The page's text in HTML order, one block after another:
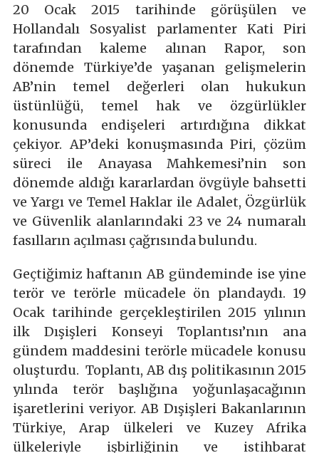
20 Ocak 2015 tarihinde görüşülen ve
Hollandalı Sosyalist parlamenter Kati Piri
tarafından kaleme alınan Rapor, son
dönemde Türkiye’de yaşanan gelişmelerin
AB’nin temel değerleri olan hukukun
üstünlüğü, temel hak ve özgürlükler
konusunda endişeleri artırdığına dikkat
çekiyor. AP’deki konuşmasında Piri, çözüm
süreci ile Anayasa Mahkemesi’nin son
dönemde aldığı kararlardan övgüyle bahsetti
ve Yargı ve Temel Haklar ile Adalet, Özgürlük
ve Güvenlik alanlarındaki 23 ve 24 numaralı
fasılların açılması çağrısında bulundu.
Geçtiğimiz haftanın AB gündeminde ise yine
terör ve terörle mücadele ön plandaydı. 19
Ocak tarihinde gerçekleştirilen 2015 yılının
ilk Dışişleri Konseyi Toplantısı’nın ana
gündem maddesini terörle mücadele konusu
oluşturdu. Toplantı, AB dış politikasının 2015
yılında terör başlığına yoğunlaşacağının
işaretlerini veriyor. AB Dışişleri Bakanlarının
Türkiye, Arap ülkeleri ve Kuzey Afrika
ülkeleriyle işbirliğinin ve istihbarat